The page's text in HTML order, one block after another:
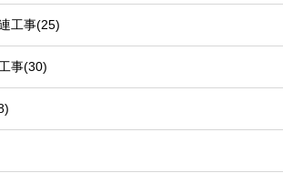
工事(25)
事(30)